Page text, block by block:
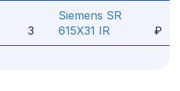
3
Siemens SR
615X31 IR
₽